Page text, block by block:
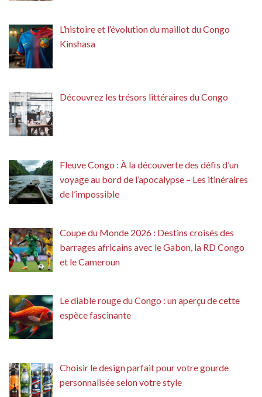
L’histoire et l’évolution du maillot du Congo
Kinshasa
Découvrez les trésors littéraires du Congo
Fleuve Congo : À la découverte des défis d’un
voyage au bord de l’apocalypse – Les itinéraires
de l’impossible
Coupe du Monde 2026 : Destins croisés des
barrages africains avec le Gabon, la RD Congo
et le Cameroun
Le diable rouge du Congo : un aperçu de cette
espèce fascinante
Choisir le design parfait pour votre gourde
personnalisée selon votre style